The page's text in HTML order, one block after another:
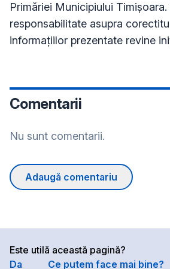
Primăriei Municipiului
responsabilitate asupra
informațiilor prezentate revine
Comentarii
Nu sunt comentarii.
Adaugă comentariu
Este utilă această pagină?
Da
Ce putem face mai bine?